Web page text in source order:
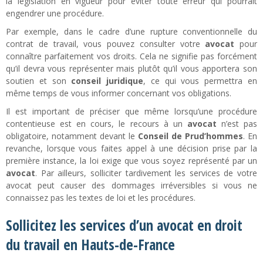
engendrer une procédure.
Par exemple, dans le cadre d’une rupture conventionnelle du
contrat de travail, vous pouvez consulter votre avocat pour
connaître parfaitement vos droits. Cela ne signifie pas forcément
qu’il devra vous représenter mais plutôt qu’il vous apportera son
soutien et son conseil juridique, ce qui vous permettra en
même temps de vous informer concernant vos obligations.
Il est important de préciser que même lorsqu’une procédure
contentieuse est en cours, le recours à un avocat n’est pas
obligatoire, notamment devant le Conseil de Prud’hommes. En
revanche, lorsque vous faites appel à une décision prise par la
première instance, la loi exige que vous soyez représenté par un
avocat. Par ailleurs, solliciter tardivement les services de votre
avocat peut causer des dommages irréversibles si vous ne
connaissez pas les textes de loi et les procédures.
Sollicitez les services d’un avocat en droit
du travail en Hauts-de-France